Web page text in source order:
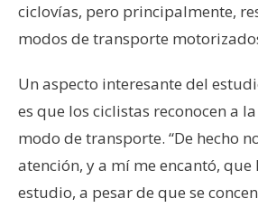
ciclovías, pero principalmente,
modos de transporte
Un aspecto interesante del
es que los ciclistas reconocen a
modo de transporte. “De hecho
atención, y a mí me encantó,
estudio, a pesar de que se